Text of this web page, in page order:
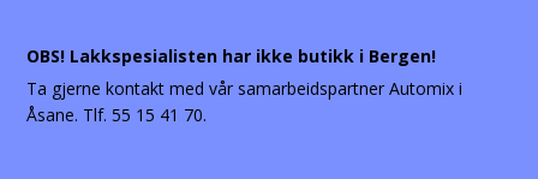
OBS! Lakkspesialisten har ikke butikk i Bergen!
Ta gjerne kontakt med vår samarbeidspartner Automix i
Åsane. Tlf. 55 15 41 70.